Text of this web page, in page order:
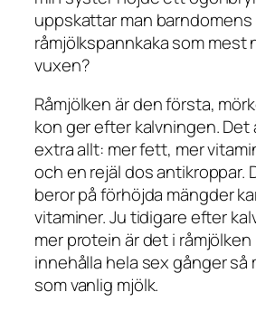
uppskattar man barndomens
råmjölkspannkaka som mest
vuxen?
Råmjölken är den första,
kon ger efter kalvningen. Det
extra allt: mer fett, mer
och en rejäl dos antikroppar.
beror på förhöjda mängder
vitaminer. Ju tidigare efter
mer protein är det i råmjölken
innehålla hela sex gånger
som vanlig mjölk.